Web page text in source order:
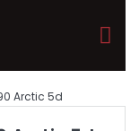
Arctic 5d